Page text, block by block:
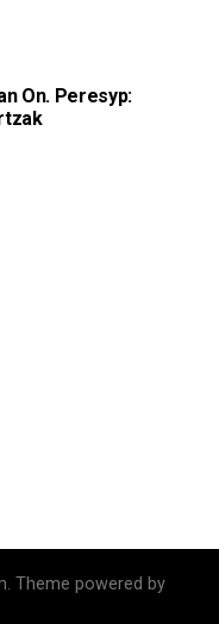
On. Peresyp:
Theme powered by